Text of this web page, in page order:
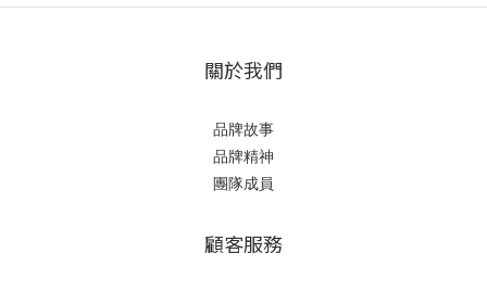
關於我們
品牌故事
品牌精神
團隊成員
顧客服務